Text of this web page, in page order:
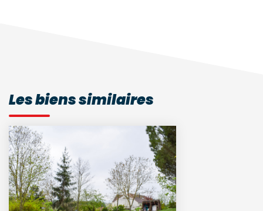
Les biens similaires